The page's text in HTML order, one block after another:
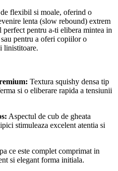
flexibil si moale, oferind o
lenta (slow rebound) extrem
perfect pentru a-ti elibera mintea in
pentru a oferi copiilor o
linistitoare.
Textura squishy densa tip
si o eliberare rapida a tensiunii
Aspectul de cub de gheata
stimuleaza excelent atentia si
ce este complet comprimat in
si elegant forma initiala.